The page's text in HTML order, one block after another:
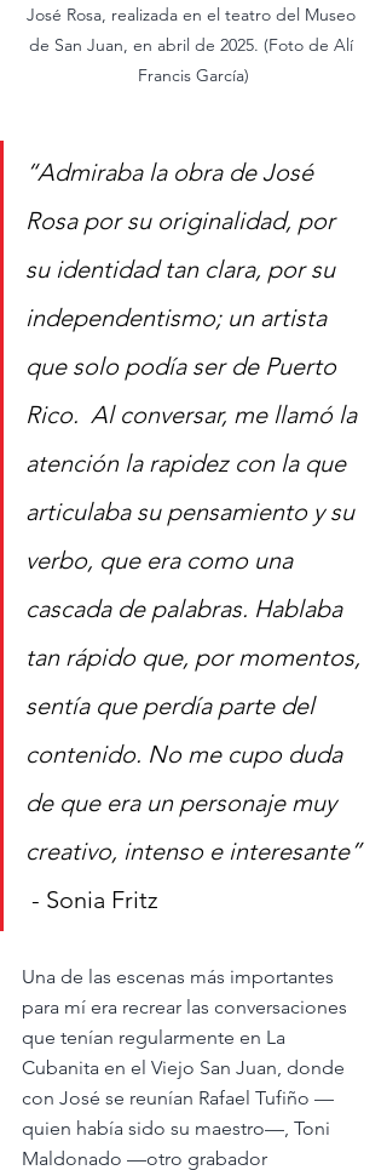
José Rosa, realizada en el teatro del Museo
de San Juan, en abril de 2025. (Foto de Alí
Francis García)
“Admiraba la obra de José
Rosa por su originalidad, por
su identidad tan clara, por su
independentismo; un artista
que solo podía ser de Puerto
Rico.  Al conversar, me llamó la
atención la rapidez con la que
articulaba su pensamiento y su
verbo, que era como una
cascada de palabras. Hablaba
tan rápido que, por momentos,
sentía que perdía parte del
contenido. No me cupo duda
de que era un personaje muy
creativo, intenso e interesante”
- Sonia Fritz
Una de las escenas más importantes
para mí era recrear las conversaciones
que tenían regularmente en La
Cubanita en el Viejo San Juan, donde
con José se reunían Rafael Tufiño —
quien había sido su maestro—, Toni
Maldonado —otro grabador